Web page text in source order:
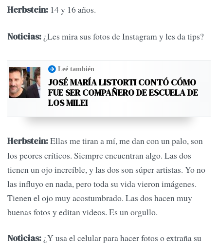
Herbstein: 14 y 16 años.
Noticias: ¿Les mira sus fotos de Instagram y les da tips?
Leé también
JOSÉ MARÍA LISTORTI CONTÓ CÓMO
FUE SER COMPAÑERO DE ESCUELA DE
LOS MILEI
Herbstein:Ellas me tiran a mí, me dan con un palo, son
los peores críticos. Siempre encuentran algo. Las dos
tienen un ojo increíble, y las dos son súper artistas. Yo no
las influyo en nada, pero toda su vida vieron imágenes.
Tienen el ojo muy acostumbrado. Las dos hacen muy
buenas fotos y editan videos. Es un orgullo.
Noticias: ¿Y usa el celular para hacer fotos o extraña su